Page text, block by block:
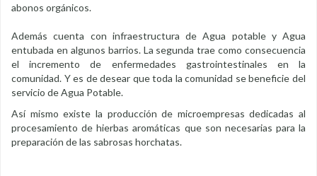
abonos orgánicos.
Además cuenta con infraestructura de Agua potable y Agua
entubada en algunos barrios. La segunda trae como consecuencia
el incremento de enfermedades gastrointestinales en la
comunidad. Y es de desear que toda la comunidad se beneficie del
servicio de Agua Potable.
Así mismo existe la producción de microempresas dedicadas al
procesamiento de hierbas aromáticas que son necesarias para la
preparación de las sabrosas horchatas.